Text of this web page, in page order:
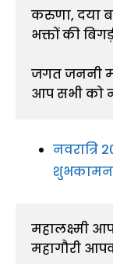
करुणा, दया
भक्तों की
जगत जननी
आप सभी को
नवरात्रि
महालक्ष्मी
महागौरी